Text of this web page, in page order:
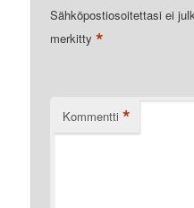
Sähköpostiosoitettasi ei
merkitty*
Kommentti *